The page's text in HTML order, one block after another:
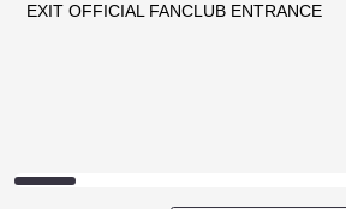
EXIT OFFICIAL FANCLUB ENTRANCE